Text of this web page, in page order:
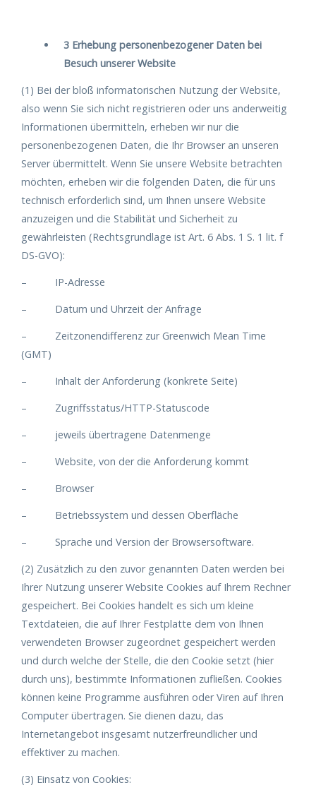
3 Erhebung personenbezogener Daten bei
Besuch unserer Website
(1) Bei der bloß informatorischen Nutzung der Website,
also wenn Sie sich nicht registrieren oder uns anderweitig
Informationen übermitteln, erheben wir nur die
personenbezogenen Daten, die Ihr Browser an unseren
Server übermittelt. Wenn Sie unsere Website betrachten
möchten, erheben wir die folgenden Daten, die für uns
technisch erforderlich sind, um Ihnen unsere Website
anzuzeigen und die Stabilität und Sicherheit zu
gewährleisten (Rechtsgrundlage ist Art. 6 Abs. 1 S. 1 lit. f
DS-GVO):
– IP-Adresse
– Datum und Uhrzeit der Anfrage
– Zeitzonendifferenz zur Greenwich Mean Time
(GMT)
– Inhalt der Anforderung (konkrete Seite)
– Zugriffsstatus/HTTP-Statuscode
– jeweils übertragene Datenmenge
– Website, von der die Anforderung kommt
– Browser
– Betriebssystem und dessen Oberfläche
– Sprache und Version der Browsersoftware.
(2) Zusätzlich zu den zuvor genannten Daten werden bei
Ihrer Nutzung unserer Website Cookies auf Ihrem Rechner
gespeichert. Bei Cookies handelt es sich um kleine
Textdateien, die auf Ihrer Festplatte dem von Ihnen
verwendeten Browser zugeordnet gespeichert werden
und durch welche der Stelle, die den Cookie setzt (hier
durch uns), bestimmte Informationen zufließen. Cookies
können keine Programme ausführen oder Viren auf Ihren
Computer übertragen. Sie dienen dazu, das
Internetangebot insgesamt nutzerfreundlicher und
effektiver zu machen.
(3) Einsatz von Cookies: